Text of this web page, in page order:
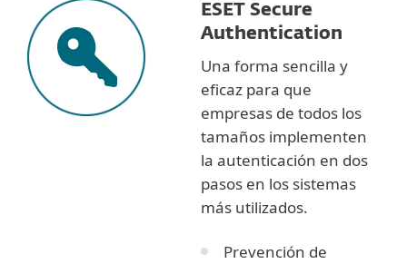
ESET Secure
Authentication
Una forma sencilla y
eficaz para que
empresas de todos los
tamaños implementen
la autenticación en dos
pasos en los sistemas
más utilizados.
Prevención de